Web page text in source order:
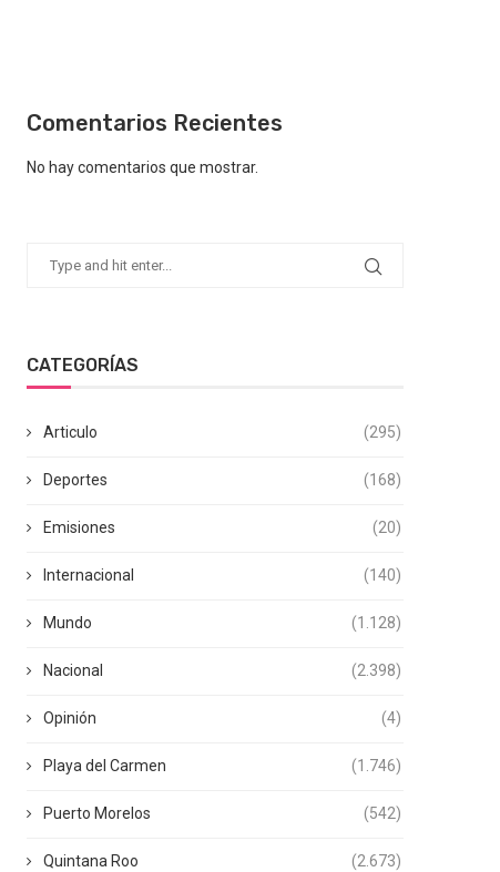
Comentarios Recientes
No hay comentarios que mostrar.
CATEGORÍAS
Articulo (295)
Deportes (168)
Emisiones (20)
Internacional (140)
Mundo (1.128)
Nacional (2.398)
Opinión (4)
Playa del Carmen (1.746)
Puerto Morelos (542)
Quintana Roo (2.673)